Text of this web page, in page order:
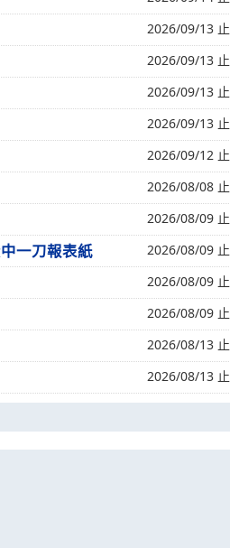
2026/09/13 止
2026/09/13 止
2026/09/13 止
2026/09/13 止
2026/09/12 止
2026/08/08 止
2026/08/09 止
一刀報表紙 2026/08/09 止
2026/08/09 止
2026/08/09 止
2026/08/13 止
2026/08/13 止